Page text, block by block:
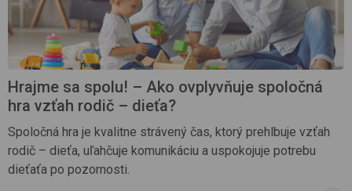
Hrajme sa spolu! – Ako ovplyvňuje spoločná
hra vzťah rodič – dieťa?
Spoločná hra je kvalitne strávený čas, ktorý prehlbuje vzťah
rodič – dieťa, uľahčuje komunikáciu a uspokojuje potrebu
dieťaťa po pozornosti.